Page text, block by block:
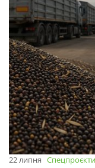
22 липня Спецпроєкти